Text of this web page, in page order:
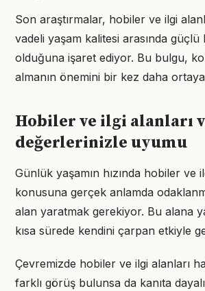
Son araştırmalar, hobiler ve ilgi
vadeli yaşam kalitesi arasında güçlü
olduğuna işaret ediyor. Bu bulgu,
almanın önemini bir kez daha
Hobiler ve ilgi alanları
değerlerinizle uyumu
Günlük yaşamın hızında hobiler ve
konusuna gerçek anlamda
alan yaratmak gerekiyor. Bu alana
kısa sürede kendini çarpan etkiyle
Çevremizde hobiler ve ilgi alanları
farklı görüş bulunsa da kanıta